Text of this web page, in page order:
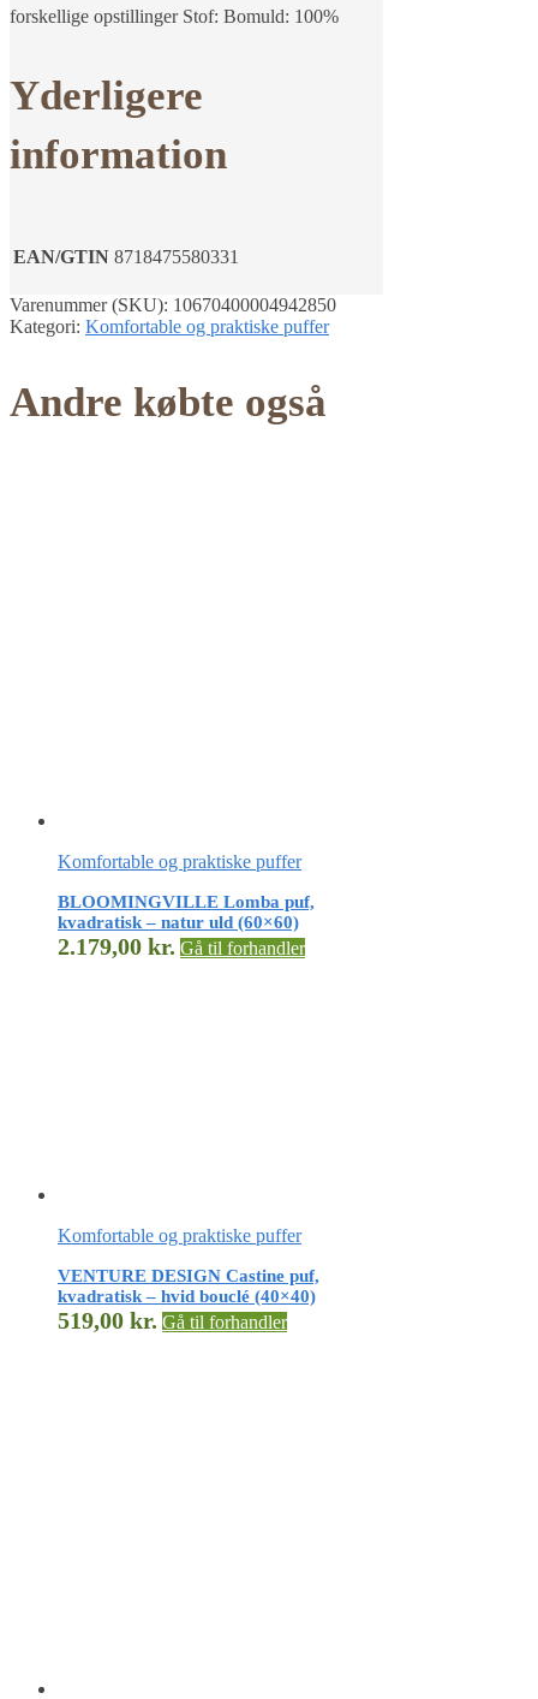
forskellige opstillinger Stof: Bomuld: 100%
Yderligere
information
EAN/GTIN 8718475580331
Varenummer (SKU): 10670400004942850
Kategori: Komfortable og praktiske puffer
Andre købte også
Komfortable og praktiske puffer
BLOOMINGVILLE Lomba puf,
kvadratisk – natur uld (60×60)
2.179,00 kr. Gå til forhandler
Komfortable og praktiske puffer
VENTURE DESIGN Castine puf,
kvadratisk – hvid bouclé (40×40)
519,00 kr. Gå til forhandler